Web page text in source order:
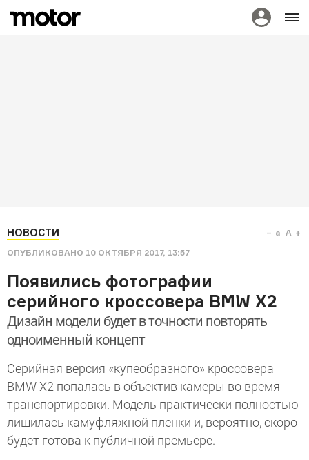
НОВОСТИ
ОПУБЛИКОВАНО 10 ОКТЯБРЯ 2017, 13:57
a A
Появились фотографии
серийного кроссовера BMW X2
Дизайн модели будет в точности повторять
одноименный концепт
Серийная версия «купеобразного» кроссовера
BMW X2 попалась в объектив камеры во время
транспортировки. Модель практически полностью
лишилась камуфляжной пленки и, вероятно, скоро
будет готова к публичной премьере.